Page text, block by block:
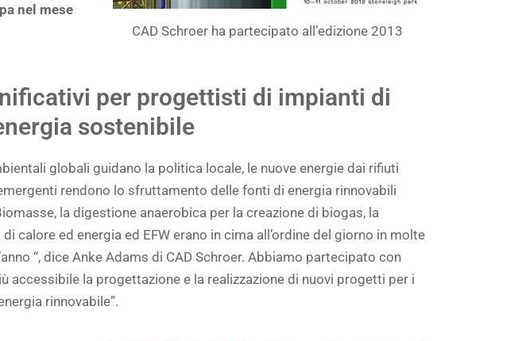
nel mese
CAD Schroer ha partecipato all’edizione 2013
per progettisti di impianti di
sostenibile
globali guidano la politica locale, le nuove energie dai rifiuti
rendono lo sfruttamento delle fonti di energia rinnovabili
la digestione anaerobica per la creazione di biogas, la
calore ed energia ed EFW erano in cima all’ordine del giorno in molte
“, dice Anke Adams di CAD Schroer. Abbiamo partecipato con
accessibile la progettazione e la realizzazione di nuovi progetti per i
rinnovabile”.